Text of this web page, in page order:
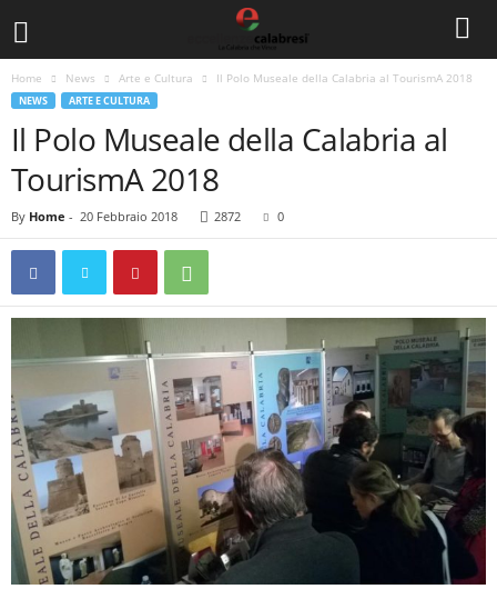
Home News Arte e Cultura Il Polo Museale della Calabria al TourismA 2018
NEWS ARTE E CULTURA
Il Polo Museale della Calabria al
TourismA 2018
By Home - 20 Febbraio 2018 2872 0